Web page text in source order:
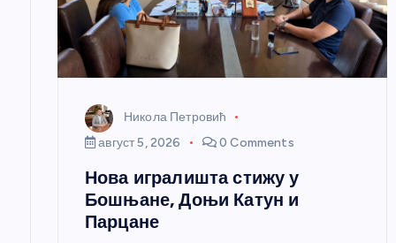
Никола Петровић
август 5, 2026
0 Comments
Нова игралишта стижу у
Бошњане, Доњи Катун и
Парцане